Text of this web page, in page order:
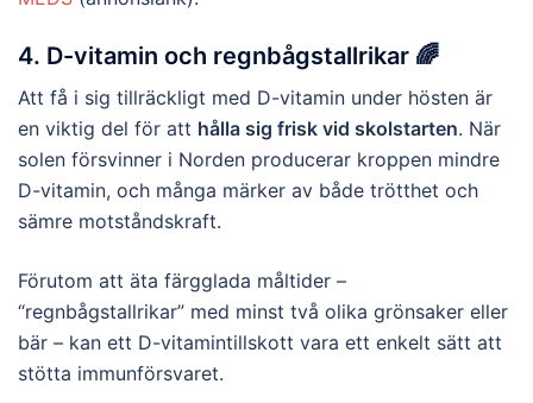
4. D-vitamin och regnbågstallrikar 🌈
Att få i sig tillräckligt med D-vitamin under hösten är
en viktig del för att hålla sig frisk vid skolstarten. När
solen försvinner i Norden producerar kroppen mindre
D-vitamin, och många märker av både trötthet och
sämre motståndskraft.
Förutom att äta färgglada måltider –
“regnbågstallrikar” med minst två olika grönsaker eller
bär – kan ett D-vitamintillskott vara ett enkelt sätt att
stötta immunförsvaret.